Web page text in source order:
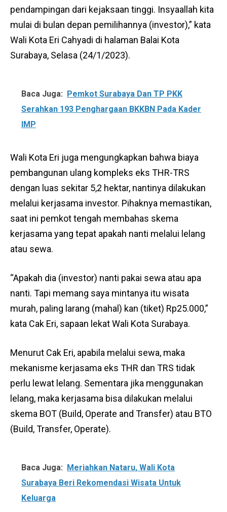
pendampingan dari kejaksaan tinggi. Insyaallah kita
mulai di bulan depan pemilihannya (investor),” kata
Wali Kota Eri Cahyadi di halaman Balai Kota
Surabaya, Selasa (24/1/2023).
Baca Juga: Pemkot Surabaya Dan TP PKK
Serahkan 193 Penghargaan BKKBN Pada Kader
IMP
Wali Kota Eri juga mengungkapkan bahwa biaya
pembangunan ulang kompleks eks THR-TRS
dengan luas sekitar 5,2 hektar, nantinya dilakukan
melalui kerjasama investor. Pihaknya memastikan,
saat ini pemkot tengah membahas skema
kerjasama yang tepat apakah nanti melalui lelang
atau sewa.
“Apakah dia (investor) nanti pakai sewa atau apa
nanti. Tapi memang saya mintanya itu wisata
murah, paling larang (mahal) kan (tiket) Rp25.000,”
kata Cak Eri, sapaan lekat Wali Kota Surabaya.
Menurut Cak Eri, apabila melalui sewa, maka
mekanisme kerjasama eks THR dan TRS tidak
perlu lewat lelang. Sementara jika menggunakan
lelang, maka kerjasama bisa dilakukan melalui
skema BOT (Build, Operate and Transfer) atau BTO
(Build, Transfer, Operate).
Baca Juga: Meriahkan Nataru, Wali Kota
Surabaya Beri Rekomendasi Wisata Untuk
Keluarga